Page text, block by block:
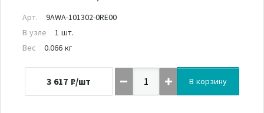
Арт.
9AWA-101302-0RE00
В узле
1 шт.
Вес
0.066 кг
3 617 ₽/шт В корзину